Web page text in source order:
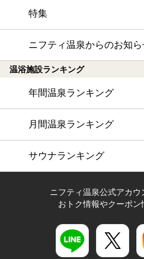
特集
ニフティ温泉からのお知ら
温浴施設ランキング
年間温泉ランキング
月間温泉ランキング
サウナランキング
ニフティ温泉公式アカ
おトク情報やクーポン